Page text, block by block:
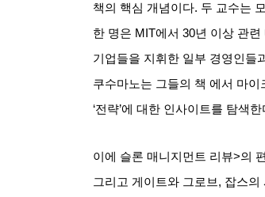
책의 핵심 개념이다. 두 교수는
한 명은 MIT에서 30년 이상 관련
기업들을 지휘한 일부 경영인들
쿠수마노는 그들의 책 에서 마이
‘전략’에 대한 인사이트를 탐색한
이에 슬론 매니지먼트 리뷰>의
그리고 게이트와 그로브, 잡스의